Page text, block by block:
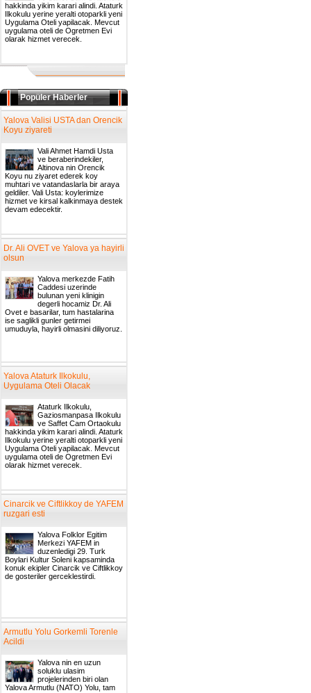
hakkinda yikim karari alindi. Ataturk
Ilkokulu yerine yeralti otoparkli yeni
Uygulama Oteli yapilacak. Mevcut
uygulama oteli de Ogretmen Evi
olarak hizmet verecek.
Popüler Haberler
Yalova Valisi USTA dan Orencik
Koyu ziyareti
Vali Ahmet Hamdi Usta
ve beraberindekiler,
Altinova nin Orencik
Koyu nu ziyaret ederek koy
muhtari ve vatandaslarla bir araya
geldiler. Vali Usta: koylerimize
hizmet ve kirsal kalkinmaya destek
devam edecektir.
Dr. Ali OVET ve Yalova ya hayirli
olsun
Yalova merkezde Fatih
Caddesi uzerinde
bulunan yeni klinigin
degerli hocamiz Dr. Ali
Ovet e basarilar, tum hastalarina
ise saglikli gunler getirmei
umuduyla, hayirli olmasini diliyoruz.
Yalova Ataturk Ilkokulu,
Uygulama Oteli Olacak
Ataturk Ilkokulu,
Gaziosmanpasa Ilkokulu
ve Saffet Cam Ortaokulu
hakkinda yikim karari alindi. Ataturk
Ilkokulu yerine yeralti otoparkli yeni
Uygulama Oteli yapilacak. Mevcut
uygulama oteli de Ogretmen Evi
olarak hizmet verecek.
Cinarcik ve Ciftlikkoy de YAFEM
ruzgari esti
Yalova Folklor Egitim
Merkezi YAFEM in
duzenledigi 29. Turk
Boylari Kultur Soleni kapsaminda
konuk ekipler Cinarcik ve Ciftlikkoy
de gosteriler gerceklestirdi.
Armutlu Yolu Gorkemli Torenle
Acildi
Yalova nin en uzun
soluklu ulasim
projelerinden biri olan
Yalova Armutlu (NATO) Yolu, tam